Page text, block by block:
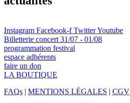
Instagram Facebook-f TwitterYoutube
Billetterie concert 31/07 - 01/08
programmation festival
espace adhérents
faire un don
LA BOUTIQUE
FAQs | MENTIONS LÉGALES | CGV